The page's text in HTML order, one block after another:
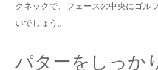
クネックで、フェースの中央にゴル
いでしょう。
パターをしっか